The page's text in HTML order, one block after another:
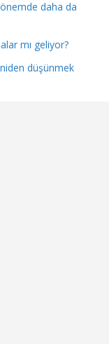
daha da
mı geliyor?
düşünmek